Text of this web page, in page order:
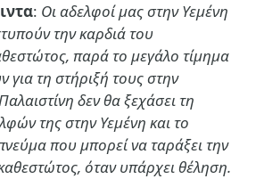
: Οι αδελφοί μας στην Υεμένη
την καρδιά του
παρά το μεγάλο τίμημα
τη στήριξή τους στην
δεν θα ξεχάσει τη
της στην Υεμένη και το
που μπορεί να ταράξει την
όταν υπάρχει θέληση.